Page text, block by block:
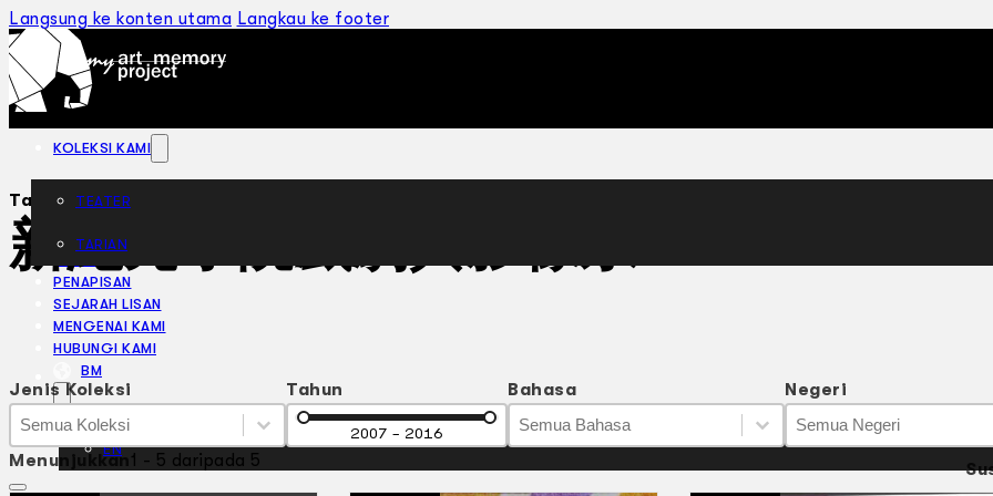
Langsung ke konten utama Langkau ke footer
KOLEKSI KAMI
TEATER
TARIAN
PENAPISAN
SEJARAH LISAN
MENGENAI KAMI
HUBUNGI KAMI
BM
EN
Tag:
新紀元學院戲劇與影像系
Jenis Koleksi
Jenis Koleksi
Jenis Koleksi
Jenis Koleksi
Tahun
Tahun
2007 - 2016
Bahasa
Bahasa
Bahasa
Bahasa
Negeri
Negeri
Negeri
Negeri
Menunjukkan1 - 5 daripada 5